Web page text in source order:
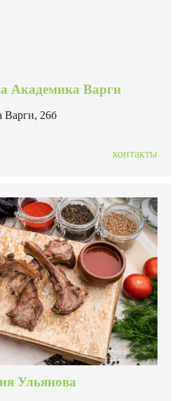
Академика Варги
Варги, 26б
контакты
Ульянова